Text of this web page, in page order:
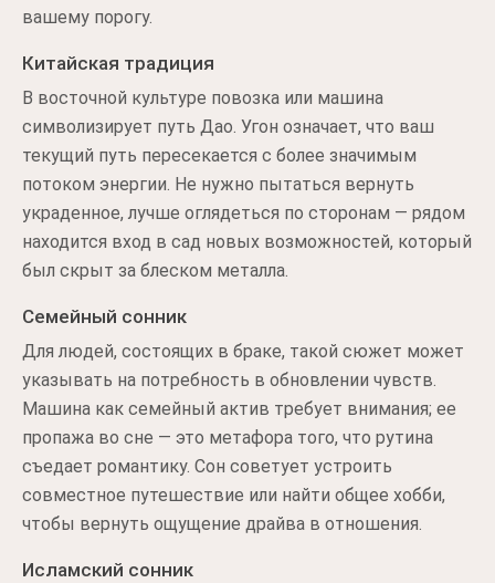
вашему порогу.
Китайская традиция
В восточной культуре повозка или машина
символизирует путь Дао. Угон означает, что ваш
текущий путь пересекается с более значимым
потоком энергии. Не нужно пытаться вернуть
украденное, лучше оглядеться по сторонам — рядом
находится вход в сад новых возможностей, который
был скрыт за блеском металла.
Семейный сонник
Для людей, состоящих в браке, такой сюжет может
указывать на потребность в обновлении чувств.
Машина как семейный актив требует внимания; ее
пропажа во сне — это метафора того, что рутина
съедает романтику. Сон советует устроить
совместное путешествие или найти общее хобби,
чтобы вернуть ощущение драйва в отношения.
Исламский сонник